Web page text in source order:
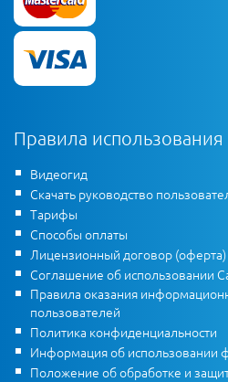
Правила использования
Видеогид
Скачать руководство
Тарифы
Способы оплаты
Лицензионный договор (оферта)
Соглашение об использовании
Правила оказания
пользователей
Политика конфиденциальности
Информация об использовании
Положение об обработке и